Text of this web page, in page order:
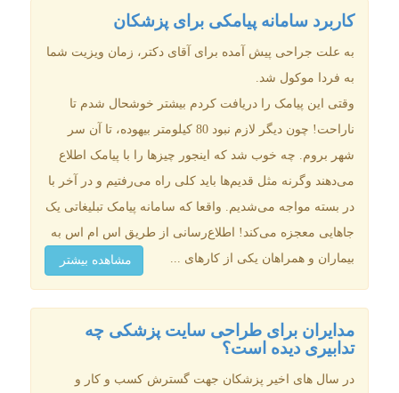
کاربرد سامانه پیامکی برای پزشکان
به علت جراحی پیش آمده برای آقای دکتر، زمان ویزیت شما
به فردا موکول شد.
وقتی این پیامک را دریافت کردم بیشتر خوشحال شدم تا
ناراحت! چون دیگر لازم نبود 80 کیلومتر بیهوده، تا آن سر
شهر بروم. چه خوب شد که اینجور چیزها را با پیامک اطلاع
می‌دهند وگرنه مثل قدیم‌ها باید کلی راه می‌رفتیم و در آخر با
در بسته مواجه می‌شدیم. واقعا که سامانه پیامک تبلیغاتی یک
جاهایی معجزه می‌کند! اطلاع‌رسانی از طریق اس ام اس به
بیماران و همراهان یکی از کارهای ...
مشاهده بیشتر
مدایران برای طراحی سایت پزشکی چه
تدابیری دیده است؟
در سال های اخیر پزشکان جهت گسترش کسب و کار و